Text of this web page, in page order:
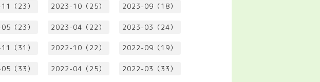
（23） 2023-10（25） 2023-09（18）
（23） 2023-04（22） 2023-03（24）
（31） 2022-10（22） 2022-09（19）
（33） 2022-04（25） 2022-03（33）